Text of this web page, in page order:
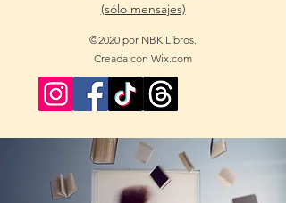
(sólo mensajes)
©2020 por NBK Libros.
Creada con Wix.com